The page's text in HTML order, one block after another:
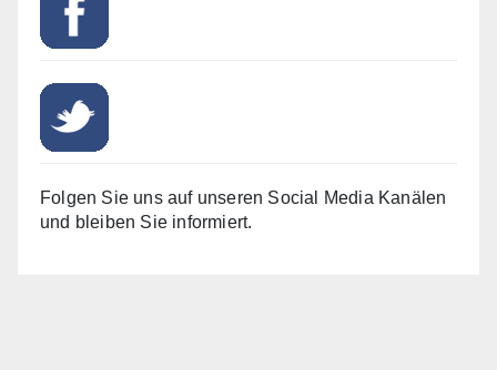
Folgen Sie uns auf unseren Social Media Kanälen
und bleiben Sie informiert.